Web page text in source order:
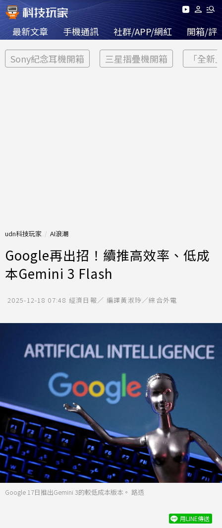
最新文章 手機通訊 社群/APP/網紅 開箱/評
Sony紀念耳機開箱 三星摺疊機開箱 「全新
udn科技玩家 AI浪潮
Google再出招！續推高效率、低成
本Gemini 3 Flash
2025-12-18 07:48 經濟日報／ 編譯黃淑玲／綜合外電
Google 17日推出Gemini 3的較低成本版本。 路透
用LINE傳送